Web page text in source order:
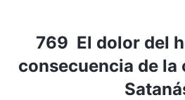
769 El dolor del
consecuencia de